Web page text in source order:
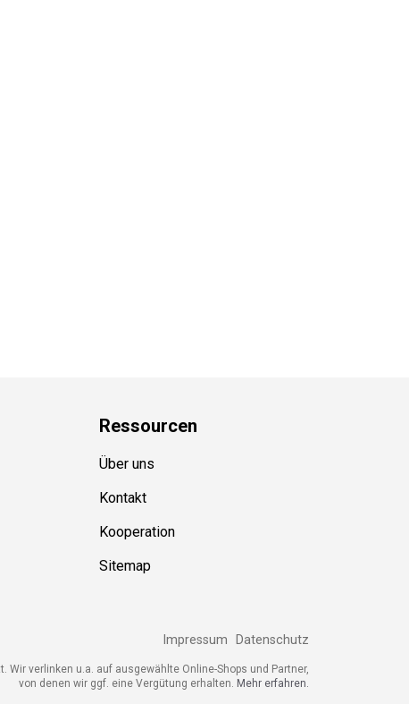
Ressourcen
Über uns
Kontakt
Kooperation
Sitemap
Impressum Datenschutz
verlinken u.a. auf ausgewählte Online-Shops und Partner,
von denen wir ggf. eine Vergütung erhalten. Mehr erfahren.